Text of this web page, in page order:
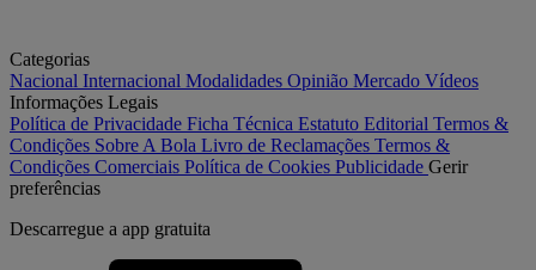
Categorias
Nacional Internacional Modalidades Opinião Mercado Vídeos
Informações Legais
Política de Privacidade Ficha Técnica Estatuto Editorial Termos &
Condições Sobre A Bola Livro de Reclamações Termos &
Condições Comerciais Política de Cookies Publicidade Gerir
preferências
Descarregue a app gratuita